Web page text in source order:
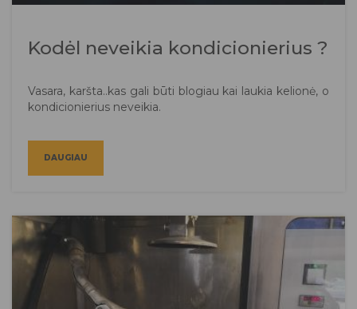
Kodėl neveikia kondicionierius ?
Vasara, karšta..kas gali būti blogiau kai laukia kelionė, o
kondicionierius neveikia.
DAUGIAU